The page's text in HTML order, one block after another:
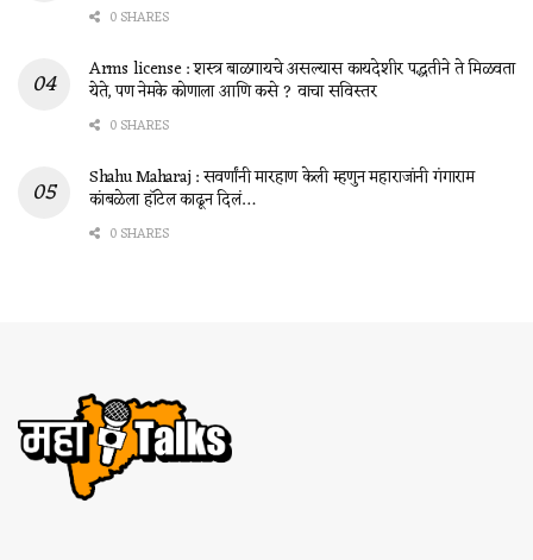
0 SHARES
Arms license : शस्त्र बाळगायचे असल्यास कायदेशीर पद्धतीने ते मिळवता
येते, पण नेमके कोणाला आणि कसे ? वाचा सविस्तर
0 SHARES
Shahu Maharaj : सवर्णांनी मारहाण केली म्हणुन महाराजांनी गंगाराम
कांबळेला हॉटेल काढून दिलं…
0 SHARES